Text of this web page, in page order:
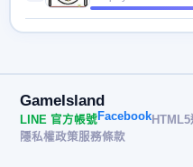
GameIsland
LINE 官方帳號Facebook
隱私權政策服務條款